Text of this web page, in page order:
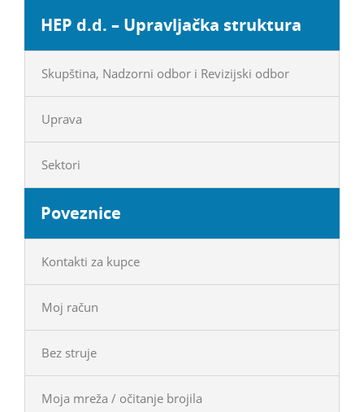
HEP d.d. – Upravljačka struktura
Skupština, Nadzorni odbor i Revizijski odbor
Uprava
Sektori
Poveznice
Kontakti za kupce
Moj račun
Bez struje
Moja mreža / očitanje brojila